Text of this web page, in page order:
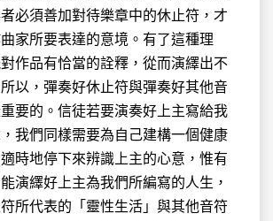
必須善加對待樂章中的休止符，才
家所要表達的意境。有了這種理
作品有恰當的詮釋，從而演繹出不
以，彈奏好休止符與彈奏好其他音
要的。信徒若要演奏好上主寫給我
我們同樣需要為自己建構一個健康
時地停下來辨識上主的心意，惟有
演繹好上主為我們所編寫的人生，
所代表的「靈性生活」與其他音符